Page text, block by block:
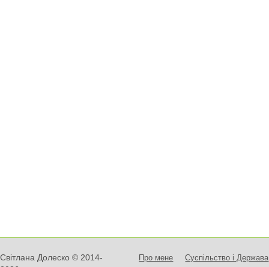
Світлана Долеско © 2014-
Про мене Суспільство і Держава